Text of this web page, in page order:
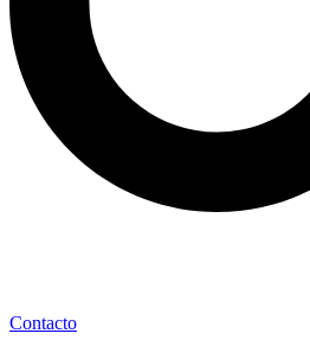
Contacto